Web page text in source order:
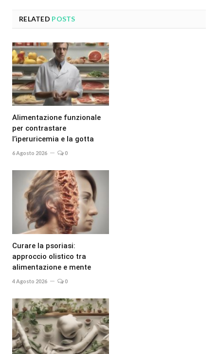
RELATED POSTS
Alimentazione funzionale
per contrastare
l’iperuricemia e la gotta
6 Agosto 2026 0
Curare la psoriasi:
approccio olistico tra
alimentazione e mente
4 Agosto 2026 0